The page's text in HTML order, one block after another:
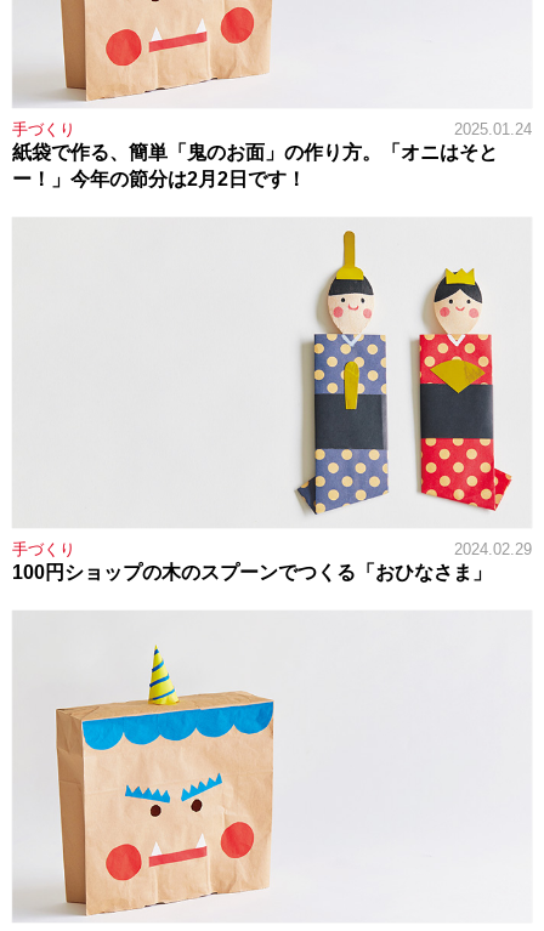
手づくり 2025.01.24
紙袋で作る、簡単「鬼のお面」の作り方。「オニはそと
ー！」今年の節分は2月2日です！
手づくり 2024.02.29
100円ショップの木のスプーンでつくる「おひなさま」